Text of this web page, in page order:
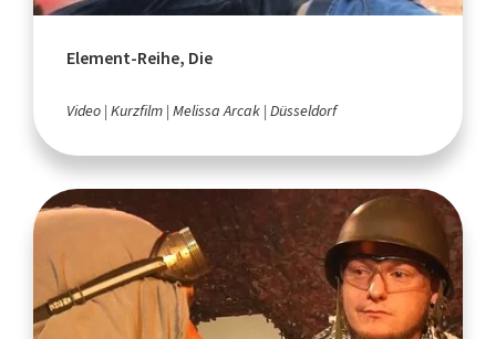
Element-Reihe, Die
Video Kurzfilm Melissa Arcak Düsseldorf